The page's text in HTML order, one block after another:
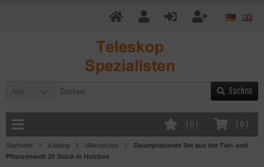
Alle Suchen
( 0 )
( 0 )
Startseite Katalog Mikroskope
Dauerpräparate Set aus der Tier- und
Pflanzenwelt 20 Stück in Holzbox